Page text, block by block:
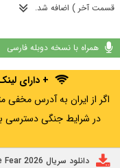
قسمت آخر ) اضافه شد.
همراه با نسخه دوبله فارسی
+ دارای
در شرایط جنگی دسترسی
دانلود سریال Cape Fear 2026